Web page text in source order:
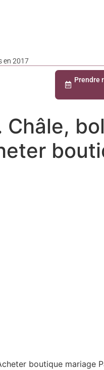
en 2017
Prendre
boutique mariage